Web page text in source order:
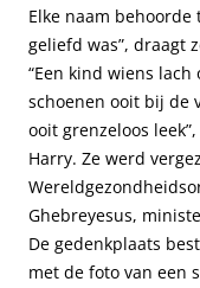
Elke naam
geliefd was”, draagt
“Een kind wiens
schoenen ooit bij de
ooit grenzeloos
Harry. Ze werd
Ghebreyesus,
De gedenkplaats
met de foto van een